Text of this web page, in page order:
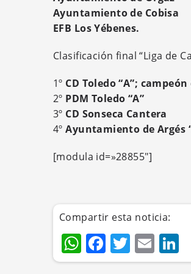
Ayuntamiento de Cobisa
EFB Los Yébenes.
Clasificación final “Liga de
1º CD Toledo “A”;
2º PDM Toledo “A”
3º CD Sonseca Cantera
4ºAyuntamiento de Argés
[modula id=»28855″]
Compartir esta noticia:
WhatsApp
Facebook
Twitter